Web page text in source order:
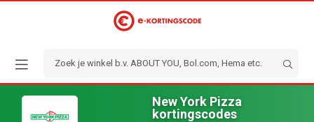
New York Pizza
kortingscodes